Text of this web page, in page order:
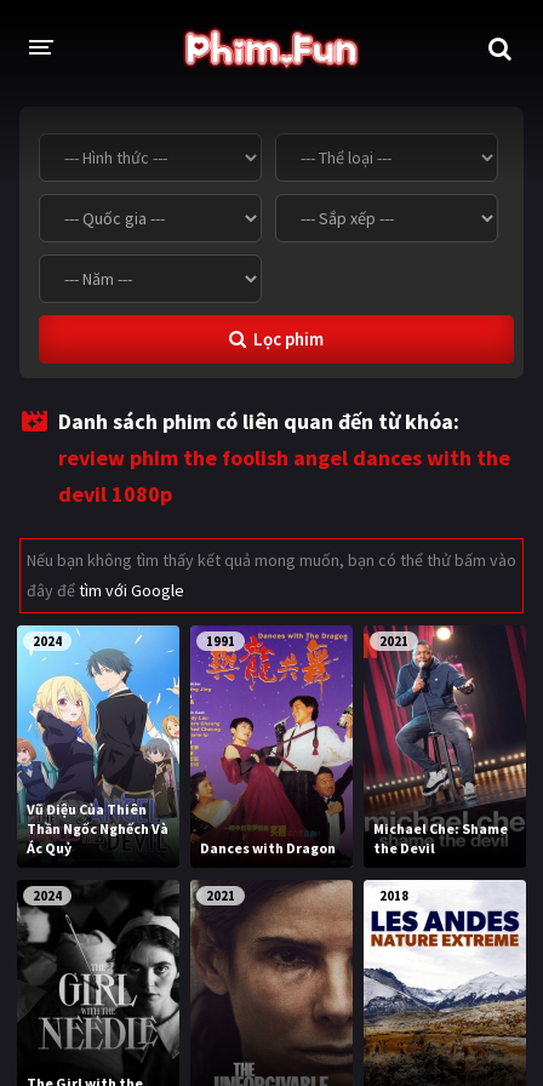
THỂ LOẠI
Thần thoại - Cổ trang Hành động
Tâm lý Chiến tranh
Võ thuật - Kiếm hiệp
Tội phạm - Hình sự
Viễn tưởng Khoa học - Tài liệu
Hoạt hình
Tình cảm - Lãng mạn Kỳ ảo
Giật gân
Bí ẩn Lịch sử
Viễn Tây Tiểu sử
GameShow DramaTV
QUỐC GIA
Âu - Mỹ Trung Quốc - Hồng Kông
Hàn Quốc Nhật Bản
Ấn Độ Việt Nam
Tổng hợp
CẬP NHẬT
Lọc phim
Danh sách phim có liên quan đến từ khóa:
review phim the foolish angel dances with the
devil 1080p
Nếu bạn không tìm thấy kết quả mong muốn, bạn có thể thử bấm vào
đây đểtìm với Google
2024
Vũ Điệu Của Thiên
Thần Ngốc Nghếch Và
Ác Quỷ
1991
Dances with Dragon
2021
Michael Che: Shame
the Devil
2024 2021 2018